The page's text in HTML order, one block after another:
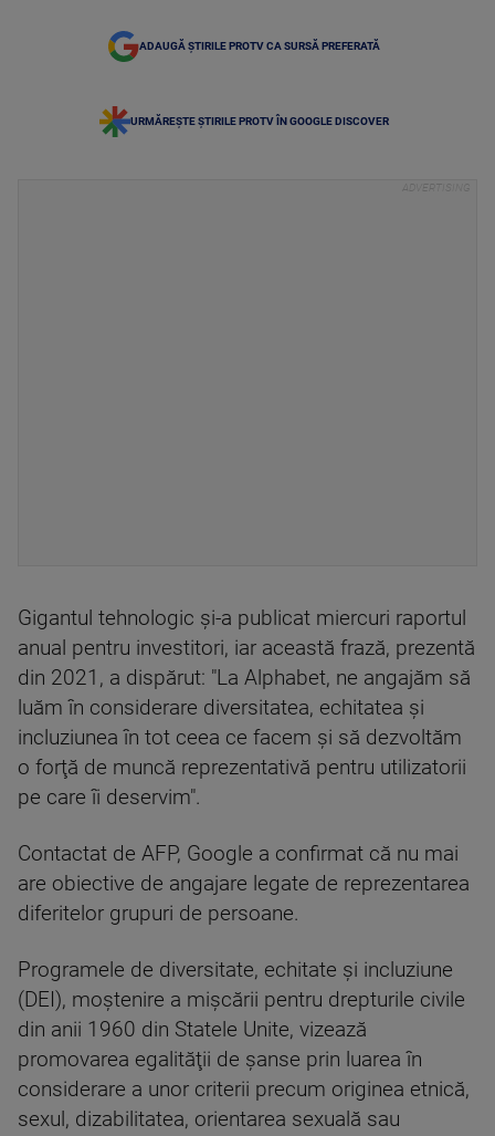
ADAUGĂ ȘTIRILE PROTV CA SURSĂ PREFERATĂ
URMĂREȘTE ȘTIRILE PROTV ÎN GOOGLE DISCOVER
Gigantul tehnologic şi-a publicat miercuri raportul
anual pentru investitori, iar această frază, prezentă
din 2021, a dispărut: "La Alphabet, ne angajăm să
luăm în considerare diversitatea, echitatea şi
incluziunea în tot ceea ce facem şi să dezvoltăm
o forţă de muncă reprezentativă pentru utilizatorii
pe care îi deservim".
Contactat de AFP, Google a confirmat că nu mai
are obiective de angajare legate de reprezentarea
diferitelor grupuri de persoane.
Programele de diversitate, echitate şi incluziune
(DEI), moştenire a mişcării pentru drepturile civile
din anii 1960 din Statele Unite, vizează
promovarea egalităţii de şanse prin luarea în
considerare a unor criterii precum originea etnică,
sexul, dizabilitatea, orientarea sexuală sau